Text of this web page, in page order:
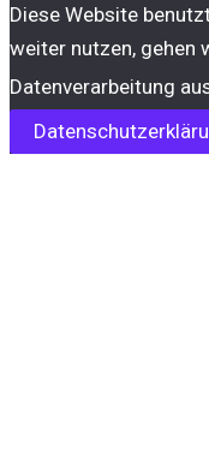
Diese Website
weiter nutzen, gehen
Datenverarbeitung